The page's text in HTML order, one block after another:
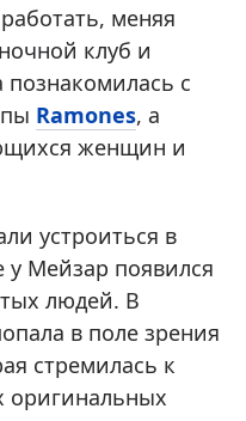
меняя
клуб и
познакомилась с
Ramones, а
женщин и
устроиться в
у Мейзар появился
людей. В
в поле зрения
стремилась к
оригинальных